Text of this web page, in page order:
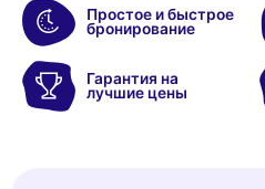
Простое и быстрое
бронирование
Гарантия на
лучшие цены